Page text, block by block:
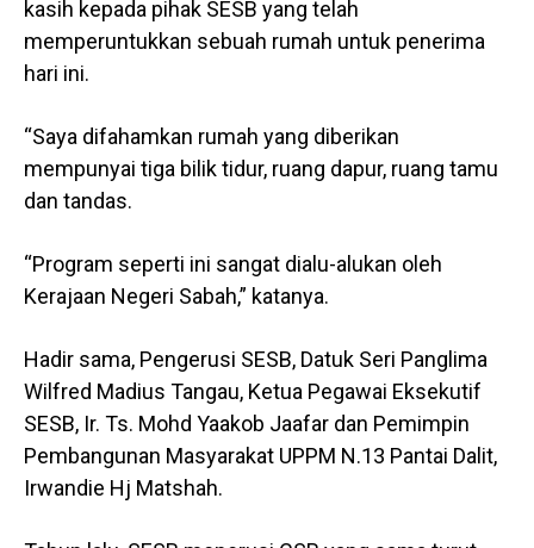
kasih kepada pihak SESB yang telah
memperuntukkan sebuah rumah untuk penerima
hari ini.
“Saya difahamkan rumah yang diberikan
mempunyai tiga bilik tidur, ruang dapur, ruang tamu
dan tandas.
“Program seperti ini sangat dialu-alukan oleh
Kerajaan Negeri Sabah,” katanya.
Hadir sama, Pengerusi SESB, Datuk Seri Panglima
Wilfred Madius Tangau, Ketua Pegawai Eksekutif
SESB, Ir. Ts. Mohd Yaakob Jaafar dan Pemimpin
Pembangunan Masyarakat UPPM N.13 Pantai Dalit,
Irwandie Hj Matshah.